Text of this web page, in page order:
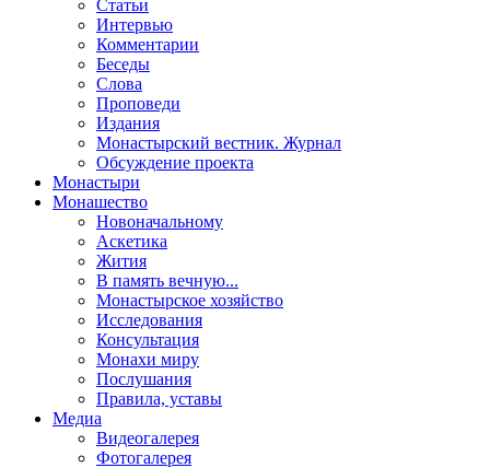
Статьи
Интервью
Комментарии
Беседы
Слова
Проповеди
Издания
Монастырский вестник. Журнал
Обсуждение проекта
Монастыри
Монашество
Новоначальному
Аскетика
Жития
В память вечную...
Монастырское хозяйство
Исследования
Консультация
Монахи миру
Послушания
Правила, уставы
Медиа
Видеогалерея
Фотогалерея